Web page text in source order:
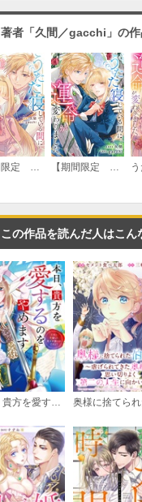
著者「久間／gacchi」の
【期間限定 試し読み増量版】うたた寝している間に運命が変わりました。 【期間限定 無料お試し版】うたた寝している間に運命が変わりました。（分冊版）
この作品を読んだ人はこ
本日、貴方を愛するのをやめます 王妃と不倫した貴方が悪いのですよ？